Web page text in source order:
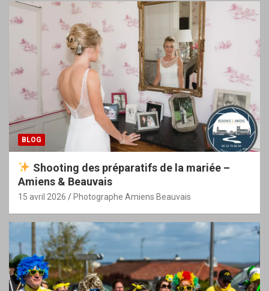
BLOG
Shooting des préparatifs de la mariée –
Amiens & Beauvais
15 avril 2026 Photographe Amiens Beauvais